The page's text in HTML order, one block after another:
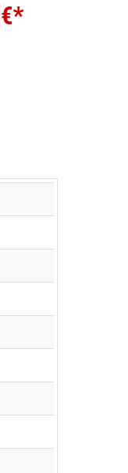
€*